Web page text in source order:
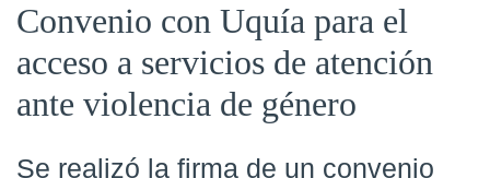
Convenio con Uquía para el
acceso a servicios de atención
ante violencia de género
Se realizó la firma de un convenio